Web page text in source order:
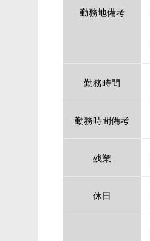
勤務地備考
勤務時間
勤務時間備考
残業
休日